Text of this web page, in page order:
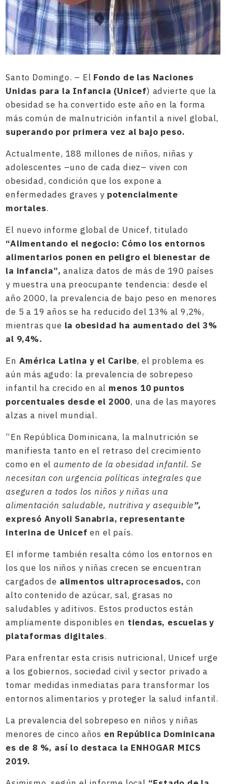
Santo Domingo. – El Fondo de las Naciones
Unidas para la Infancia (Unicef) advierte que la
obesidad se ha convertido este año en la forma
más común de malnutrición infantil a nivel global,
superando por primera vez al bajo peso.
Actualmente, 188 millones de niños, niñas y
adolescentes –uno de cada diez– viven con
obesidad, condición que los expone a
enfermedades graves y potencialmente
mortales.
El nuevo informe global de Unicef, titulado
“Alimentando el negocio: Cómo los entornos
alimentarios ponen en peligro el bienestar de
la infancia”, analiza datos de más de 190 países
y muestra una preocupante tendencia: desde el
año 2000, la prevalencia de bajo peso en menores
de 5 a 19 años se ha reducido del 13% al 9,2%,
mientras que la obesidad ha aumentado del 3%
al 9,4%.
En América Latina y el Caribe, el problema es
aún más agudo: la prevalencia de sobrepeso
infantil ha crecido en al menos 10 puntos
porcentuales desde el 2000, una de las mayores
alzas a nivel mundial.
“En República Dominicana, la malnutrición se
manifiesta tanto en el retraso del crecimiento
como en elaumento de la obesidad infantil. Se
necesitan con urgencia políticas integrales que
aseguren a todos los niños y niñas una
alimentación saludable, nutritiva y asequible”,
expresó Anyoli Sanabria, representante
interina de Unicef en el país.
El informe también resalta cómo los entornos en
los que los niños y niñas crecen se encuentran
cargados de alimentos ultraprocesados, con
alto contenido de azúcar, sal, grasas no
saludables y aditivos. Estos productos están
ampliamente disponibles en tiendas, escuelas y
plataformas digitales.
Para enfrentar esta crisis nutricional, Unicef urge
a los gobiernos, sociedad civil y sector privado a
tomar medidas inmediatas para transformar los
entornos alimentarios y proteger la salud infantil.
La prevalencia del sobrepeso en niños y niñas
menores de cinco años en República Dominicana
es de 8 %, así lo destaca la ENHOGAR MICS
2019.